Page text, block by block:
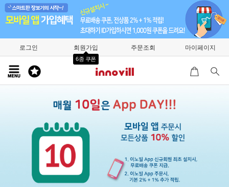
로그인 회원가입
6종 쿠폰
주문조회 마이페이지